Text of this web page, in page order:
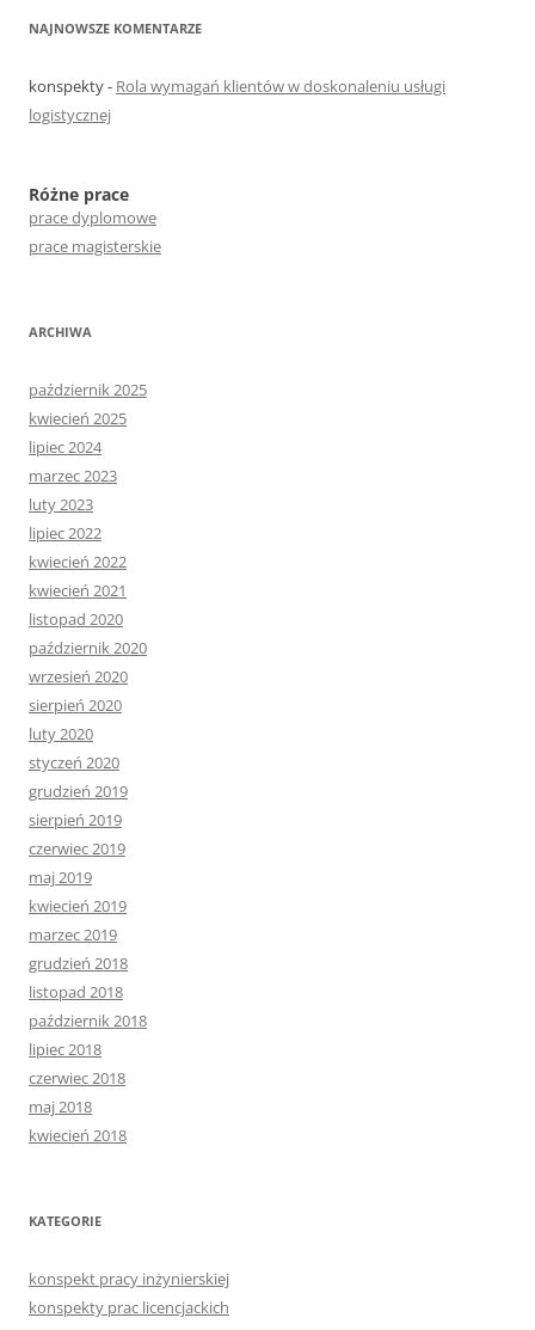
NAJNOWSZE KOMENTARZE
konspekty- Rola wymagań klientów w doskonaleniu usługi
logistycznej
Różne prace
prace dyplomowe
prace magisterskie
ARCHIWA
październik 2025
kwiecień 2025
lipiec 2024
marzec 2023
luty 2023
lipiec 2022
kwiecień 2022
kwiecień 2021
listopad 2020
październik 2020
wrzesień 2020
sierpień 2020
luty 2020
styczeń 2020
grudzień 2019
sierpień 2019
czerwiec 2019
maj 2019
kwiecień 2019
marzec 2019
grudzień 2018
listopad 2018
październik 2018
lipiec 2018
czerwiec 2018
maj 2018
kwiecień 2018
KATEGORIE
konspekt pracy inżynierskiej
konspekty prac licencjackich